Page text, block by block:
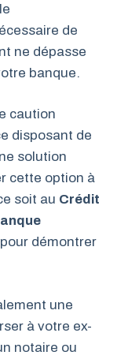
de
ne dépasse
banque.
caution
disposant de
solution
cette option à
soit au Crédit
démontrer
une
à votre ex-
notaire ou